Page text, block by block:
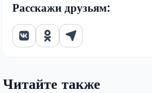
Расскажи друзьям:
Читайте также